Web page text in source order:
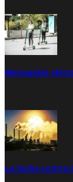
Monopatín
La lucha contra